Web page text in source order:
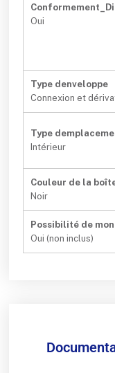
Oui
Type denveloppe
Connexion et
Type
Intérieur
Couleur de la
Noir
Possibilité de
Oui (non inclus)